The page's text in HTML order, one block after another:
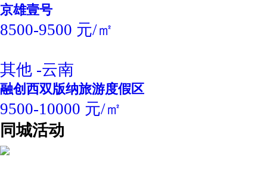
京雄壹号
8500-9500 元/㎡
其他 -云南
融创西双版纳旅游度假区
9500-10000 元/㎡
同城活动